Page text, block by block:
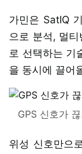
가민은 SatIQ
으로 분석, 멀
로 선택하는 기
을 동시에 끌어
GPS 신호가
위성 신호만으